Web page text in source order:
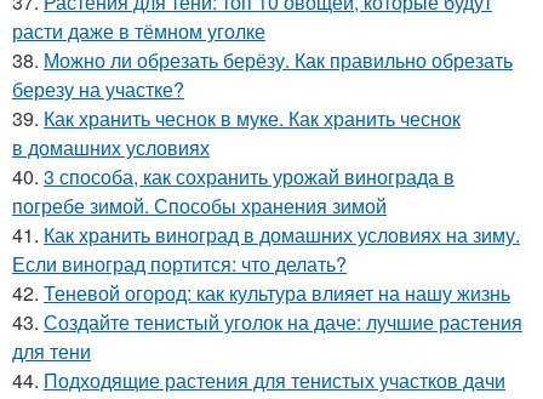
расти даже в тёмном уголке
38. Можно ли обрезать берёзу. Как правильно обрезать
березу на участке?
39. Как хранить чеснок в муке. Как хранить чеснок
в домашних условиях
40. 3 способа, как сохранить урожай винограда в
погребе зимой. Способы хранения зимой
41. Как хранить виноград в домашних условиях на зиму.
Если виноград портится: что делать?
42. Теневой огород: как культура влияет на нашу жизнь
43. Создайте тенистый уголок на даче: лучшие растения
для тени
44. Подходящие растения для тенистых участков дачи